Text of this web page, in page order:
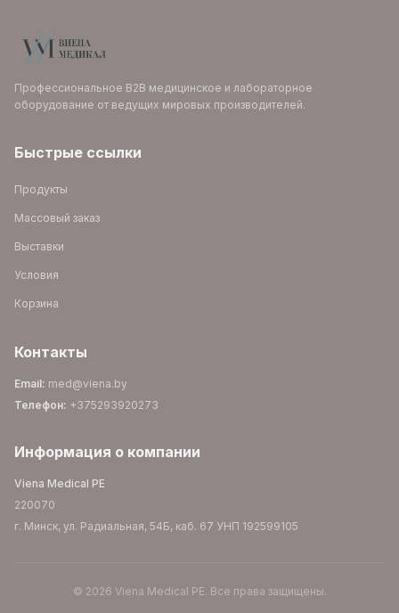
Профессиональное B2B медицинское и лабораторное
оборудование от ведущих мировых производителей.
Быстрые ссылки
Продукты
Массовый заказ
Выставки
Условия
Корзина
Контакты
Email: med@viena.by
Телефон: +375293920273
Информация о компании
Viena Medical PE
220070
г. Минск, ул. Радиальная, 54Б, каб. 67 УНП 192599105
© 2026 Viena Medical PE. Все права защищены.